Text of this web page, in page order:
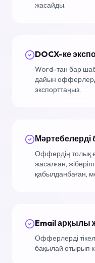
жасайды.
DOCX-ке
Word-тан бар
дайын
экспорттаңыз.
Мәртебелерді
Оффердің толық
жасалған,
қабылданбаған,
Email арқылы
Офферлерді
бақылай отырып